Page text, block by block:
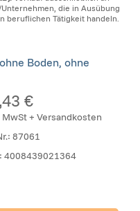
die in Ausübung
beruflichen Tätigkeit handeln.
Boden, ohne
€
MwSt + Versandkosten
87061
4008439021364